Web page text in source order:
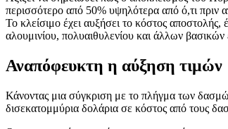
περισσότερο από 50% υψηλότερα από ό,τι πριν
Το κλείσιμο έχει αυξήσει το κόστος αποστολής,
αλουμινίου, πολυαιθυλενίου και άλλων βασικών
Αναπόφευκτη η αύξηση τιμών
Κάνοντας μια σύγκριση με το πλήγμα των
δισεκατομμύρια δολάρια σε κόστος από τους